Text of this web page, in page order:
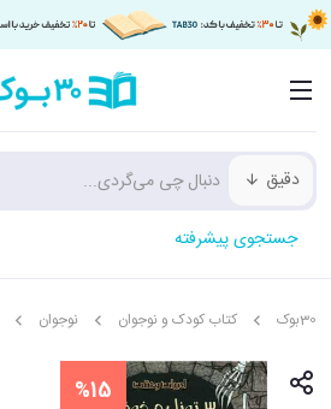
دقیق
جستجوی پیشرفته
30بوک کتاب کودک و نوجوان نوجوان
%15